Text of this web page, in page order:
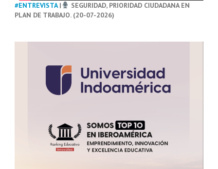
#ENTREVISTA|
SEGURIDAD, PRIORIDAD CIUDADANA EN
PLAN DE TRABAJO. (20-07-2026)